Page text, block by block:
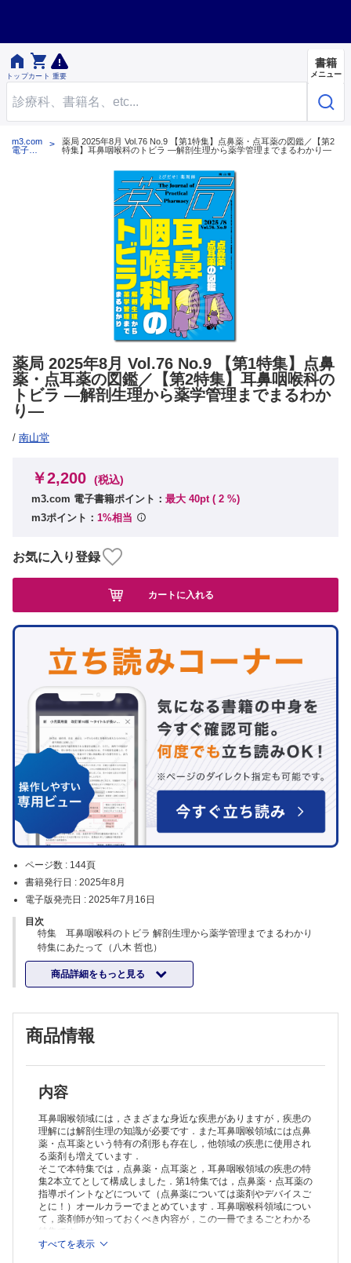

トップ

カート 重要
書籍
メニュー
m3.com
電子書
薬局 2025年8月 Vol.76 No.9 【第1特集】点鼻薬・点耳薬の図鑑／【第2
特集】耳鼻咽喉科のトビラ ―解剖生理から薬学管理までまるわかり―
薬局 2025年8月 Vol.76 No.9 【第1特集】点鼻
薬・点耳薬の図鑑／【第2特集】耳鼻咽喉科の
トビラ ―解剖生理から薬学管理までまるわか
り―
/ 南山堂
ページ数 : 144頁
書籍発行日 : 2025年8月
電子版発売日 : 2025年7月16日
目次
特集 耳鼻咽喉科のトビラ 解剖生理から薬学管理までまるわかり
特集にあたって（八木 哲也）
耳鼻咽喉科の各器官のしくみとはたらき
・鼻のしくみとはたらき（尾林 卓幸）
・耳のしくみとはたらき（佐野 元基）
・アレルギー性鼻炎（坂野 昌志）
・鼻副鼻腔炎（坂野 昌志）
・中耳炎（佐野 元基）
・めまい（坂野 昌志）
・難聴（佐野 元基）
・耳垢（佐野 元基）
・急性咽頭炎・扁桃炎（奥平 正美）
みみ・はな・のどに使うOTC外用剤などの関係情報（尾林 卓幸）
特集 点鼻薬・点耳薬の図鑑
点鼻薬のトリセツ ～共通の使い方を確認しよう篇～（尾林 卓幸）
点鼻薬のトリセツ ～薬剤ごとの特徴をみてみよう篇～（尾林 卓幸）
点耳薬のトリセツ（佐野 元基）
シリーズ
えびさんぽ
商品詳細をもっと見る
￥2,200 (税込)
m3.com 電子書籍ポイント： 最大 40pt ( 2 %)
m3ポイント： 1%相当
お気に入り登録
カートに入れる
商品情報
内容
耳鼻咽喉領域には，さまざまな身近な疾患がありますが，疾患の
理解には解剖生理の知識が必要です．また耳鼻咽喉領域には点鼻
薬・点耳薬という特有の剤形も存在し，他領域の疾患に使用され
る薬剤も増えています．
そこで本特集では，点鼻薬・点耳薬と，耳鼻咽喉領域の疾患の特
集2本立てとして構成しました．第1特集では，点鼻薬・点耳薬の
指導ポイントなどについて（点鼻薬については薬剤やデバイスご
とに！）オールカラーでまとめています．耳鼻咽喉科領域につい
て，薬剤師が知っておくべき内容が，この一冊でまるごとわかる
特集です．
すべてを表示